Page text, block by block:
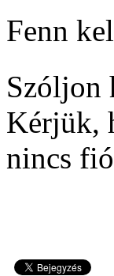
Fenn
Szóljon
Kérjük,
nincs